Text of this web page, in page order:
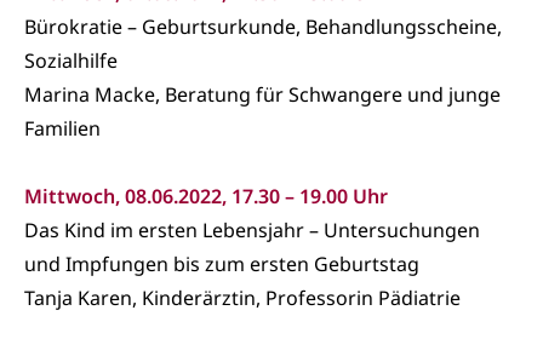
Bürokratie – Geburtsurkunde, Behandlungsscheine,
Sozialhilfe
Marina Macke, Beratung für Schwangere und junge
Familien
Mittwoch, 08.06.2022, 17.30 – 19.00 Uhr
Das Kind im ersten Lebensjahr – Untersuchungen
und Impfungen bis zum ersten Geburtstag
Tanja Karen, Kinderärztin, Professorin Pädiatrie